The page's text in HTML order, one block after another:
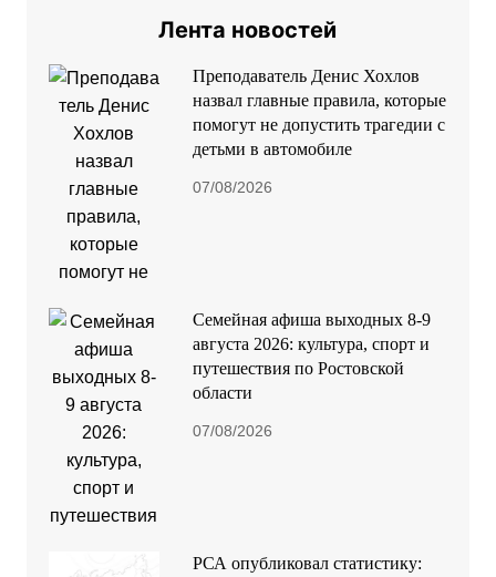
Лента новостей
Преподаватель Денис Хохлов
назвал главные правила, которые
помогут не допустить трагедии с
детьми в автомобиле
07/08/2026
Семейная афиша выходных 8-9
августа 2026: культура, спорт и
путешествия по Ростовской
области
07/08/2026
РСА опубликовал статистику: